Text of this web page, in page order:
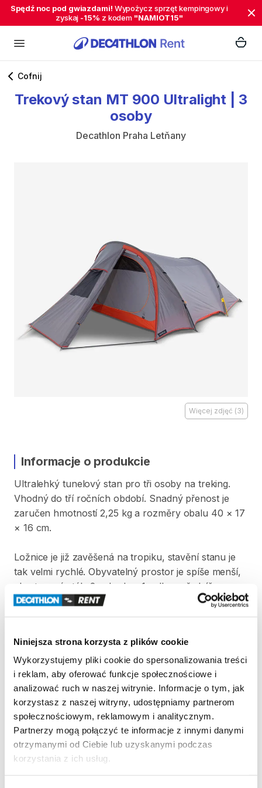
Niniejsza strona korzysta z plików cookie
Wykorzystujemy pliki cookie do spersonalizowania treści
i reklam, aby oferować funkcje społecznościowe i
analizować ruch w naszej witrynie. Informacje o tym, jak
korzystasz z naszej witryny, udostępniamy partnerom
społecznościowym, reklamowym i analitycznym.
Partnerzy mogą połączyć te informacje z innymi danymi
otrzymanymi od Ciebie lub uzyskanymi podczas
korzystania z ich usług.
Spędź noc pod gwiazdami! Wypożycz sprzęt kempingowy i
zyskaj -15% z kodem "NAMIOT15"
Cofnij
Trekový stan MT 900 Ultralight
3
osoby
Decathlon Praha Letňany
Więcej zdjęć (3)
Informacje o produkcie
Ultralehký tunelový stan pro tři osoby na treking.
Vhodný do tří ročních období. Snadný přenost je
zaručen hmotností 2​​​​,​​​​25 kg a rozměry obalu 40 × 17
× 16 cm.
Ložnice je již zavěšená na tropiku​​​​,​ stavění stanu je
tak velmi rychlé. Obyvatelný prostor je spíše menší​​​​,​
ale
stan má stále 2 vchody 1 velkou předsíň.
Strona produktu w sklepie
Zasady wypożyczenia
REGULAMIN
Regulamin wypożyczalni
KAUCJA
Pro vypůjčení produktu není vyžadována vratná či